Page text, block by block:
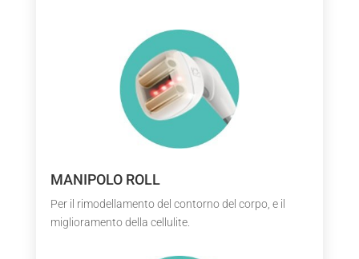
MANIPOLO ROLL
Per il rimodellamento del contorno del corpo, e il
miglioramento della cellulite.